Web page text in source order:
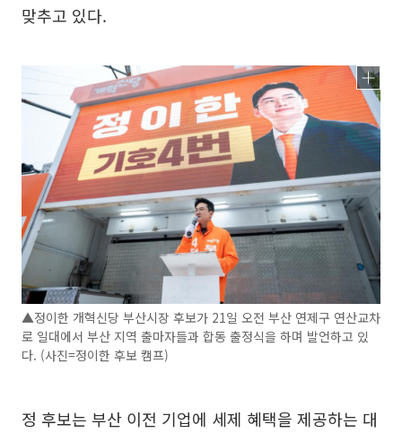
맞추고 있다.
▲정이한 개혁신당 부산시장 후보가 21일 오전 부산 연제구 연산교차
로 일대에서 부산 지역 출마자들과 합동 출정식을 하며 발언하고 있
다. (사진=정이한 후보 캠프)
정 후보는 부산 이전 기업에 세제 혜택을 제공하는 대